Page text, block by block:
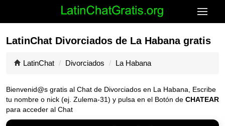
LatinChat Divorciados de La Habana gratis
LatinChat Divorciados La Habana
Bienvenid@s gratis al Chat de Divorciados en La Habana, Escribe
tu nombre o nick (ej. Zulema-31) y pulsa en el Botón de CHATEAR
para acceder al Chat